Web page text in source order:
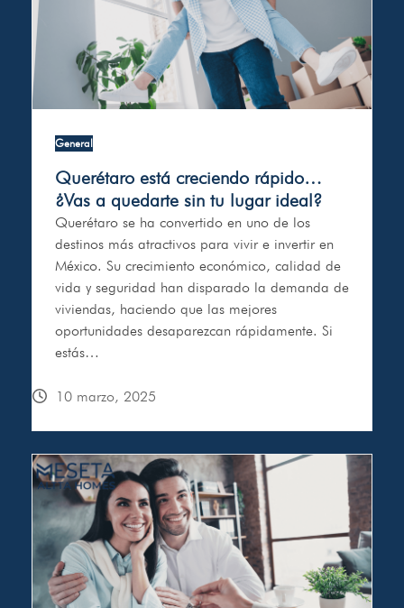
General
Querétaro está creciendo rápido…
¿Vas a quedarte sin tu lugar ideal?
Querétaro se ha convertido en uno de los
destinos más atractivos para vivir e invertir en
México. Su crecimiento económico, calidad de
vida y seguridad han disparado la demanda de
viviendas, haciendo que las mejores
oportunidades desaparezcan rápidamente. Si
estás…
10 marzo, 2025